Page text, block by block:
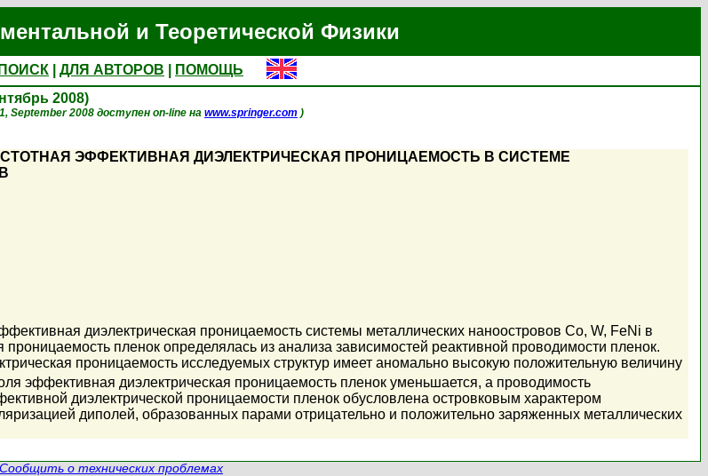
и Теоретической Физики
ПОИСК ДЛЯ АВТОРОВ
ПОМОЩЬ
2008)
September 2008 доступен on-line на www.springer.com )
ЭФФЕКТИВНАЯ ДИЭЛЕКТРИЧЕСКАЯ ПРОНИЦАЕМОСТЬ В СИСТЕМЕ
диэлектрическая проницаемость системы металлических наноостровов Co, W, FeNi в
проницаемость пленок определялась из анализа зависимостей реактивной проводимости пленок.
проницаемость исследуемых структур имеет аномально высокую положительную величину
эффективная диэлектрическая проницаемость пленок уменьшается, а проводимость
диэлектрической проницаемости пленок обусловлена островковым характером
диполей, образованных парами отрицательно и положительно заряженных металлических
Сообщить о технических проблемах